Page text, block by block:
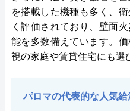
を搭載した機種も多く、
く評価されており、壁面
能を多数備えています。
視の家庭や賃貸住宅にも選
パロマの代表的な人気